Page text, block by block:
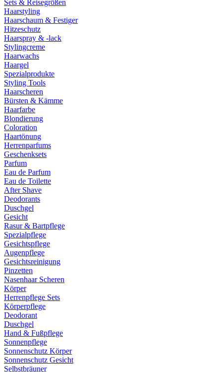
Sets & Reisegrößen
Haarstyling
Haarschaum & Festiger
Hitzeschutz
Haarspray & -lack
Stylingcreme
Haarwachs
Haargel
Spezialprodukte
Styling Tools
Haarscheren
Bürsten & Kämme
Haarfarbe
Blondierung
Coloration
Haartönung
Herrenparfums
Geschenksets
Parfum
Eau de Parfum
Eau de Toilette
After Shave
Deodorants
Duschgel
Gesicht
Rasur & Bartpflege
Spezialpflege
Gesichtspflege
Augenpflege
Gesichtsreinigung
Pinzetten
Nasenhaar Scheren
Körper
Herrenpflege Sets
Körperpflege
Deodorant
Duschgel
Hand & Fußpflege
Sonnenpflege
Sonnenschutz Körper
Sonnenschutz Gesicht
Selbstbräuner